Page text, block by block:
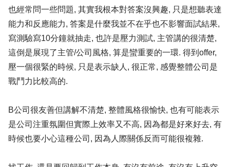
也經常問一些問題, 其實我根本對答案沒興趣, 只是想聽表達
能力和反應能力, 答案是什麼我並不在乎也不影響面試結果,
寫測驗寫10分鐘就抽走, 也許是壓力測試, 主管講的很清楚,
這倒是展現了主管/公司風格, 算是蠻重要的一環. 得到offer,
壓一個很緊的時候, 只是表示缺人, 很正常, 感覺整體公司是
戰鬥力比較高的.
B公司很友善但講解不清楚, 整體風格很愉快, 也有可能表示
是公司注重氛圍但實際上效率又不高, 因為都是好來好去, 有
時候也要小心這種公司, 因為人際關係反而可能很複雜.